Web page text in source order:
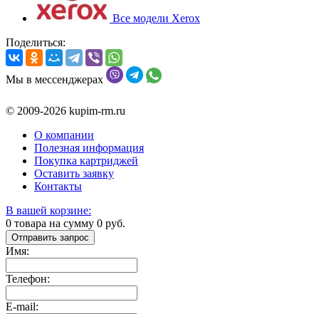
Все модели Xerox
Поделиться:
Мы в мессенджерах
© 2009-2026 kupim-rm.ru
О компании
Полезная информация
Покупка картриджей
Оставить заявку
Контакты
В вашей корзине:
0 товара на сумму 0 руб.
Отправить запрос
Имя:
Телефон:
E-mail: